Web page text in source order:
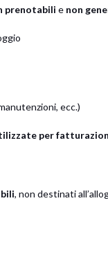
prenotabili e non
ecc.)
per
, non destinati